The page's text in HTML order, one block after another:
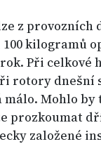
z provozních
kilogramů
Při celkové
rotory dnešní
Mohlo by
prozkoumat
založené